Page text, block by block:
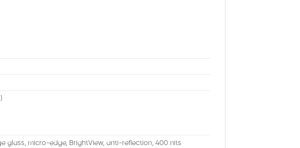
glass, micro-edge, BrightView, anti-reflection, 400 nits